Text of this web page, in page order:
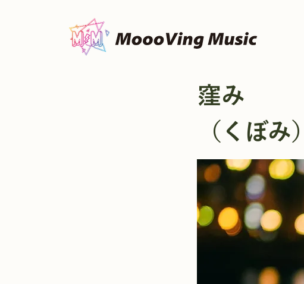
窪み
（くぼみ）